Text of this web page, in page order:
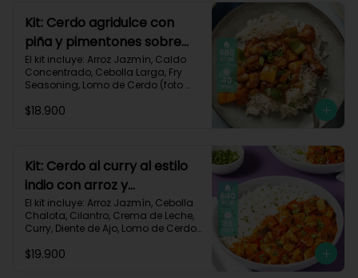
Carbohidratos 87g | Grasas 21g |
Proteínas 44g
Kit: Cerdo agridulce con
piña y pimentones sobre
arroz jazmín-101
El kit incluye: Arroz Jazmín, Caldo
Concentrado, Cebolla Larga, Fry
Seasoning, Lomo de Cerdo (foto
Piña, Salsa de Soya, Vinagre de
Proteínas 41g
$18.900
Kit: Cerdo al curry al estilo
indio con arroz y
pimentón-73
El kit incluye: Arroz Jazmín, Cebolla
Chalota, Cilantro, Crema de Leche,
Curry, Diente de Ajo, Lomo de Cerdo
Rojo, Sour Cream, Receta Impresa.
$19.900